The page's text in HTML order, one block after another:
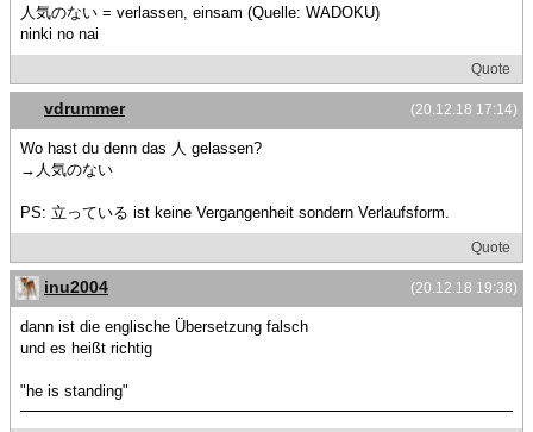
人気のない = verlassen, einsam (Quelle: WADOKU)
ninki no nai
Quote
(20.12.18 17:14)
vdrummer
Wo hast du denn das 人 gelassen?
→人気のない
PS: 立っている ist keine Vergangenheit sondern Verlaufsform.
Quote
(20.12.18 19:38)
inu2004
dann ist die englische Übersetzung falsch
und es heißt richtig
"he is standing"